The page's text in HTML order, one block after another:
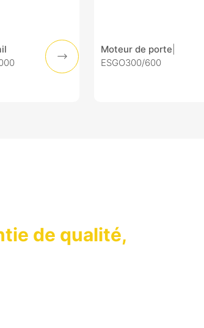
Moteur de porte
ESGO300/600
de qualité,